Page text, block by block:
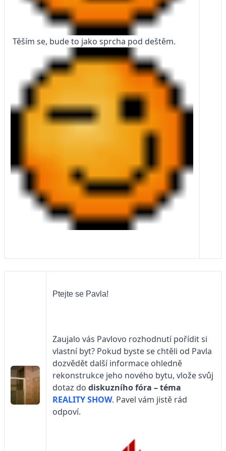
Těším se, bude to jako sprcha pod deštěm.
Ptejte se Pavla!
Zaujalo vás Pavlovo rozhodnutí pořídit si
vlastní byt? Pokud byste se chtěli od Pavla
dozvědět další informace ohledně
rekonstrukce jeho nového bytu, vlože svůj
dotaz do diskuzního fóra – téma
REALITY SHOW. Pavel vám jistě rád
odpoví.